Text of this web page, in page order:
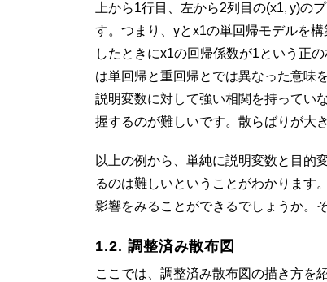
上から1行目、左から2列目の(x1,y)の
す。つまり、yとx1の単回帰モデルを
したときにx1の回帰係数が1という正
は単回帰と重回帰とでは異なった意味
説明変数に対して強い相関を持ってい
握するのが難しいです。散らばりが大
以上の例から、単純に説明変数と目的
るのは難しいということがわかります
影響をみることができるでしょうか。
1.2. 調整済み散布図
ここでは、調整済み散布図の描き方を